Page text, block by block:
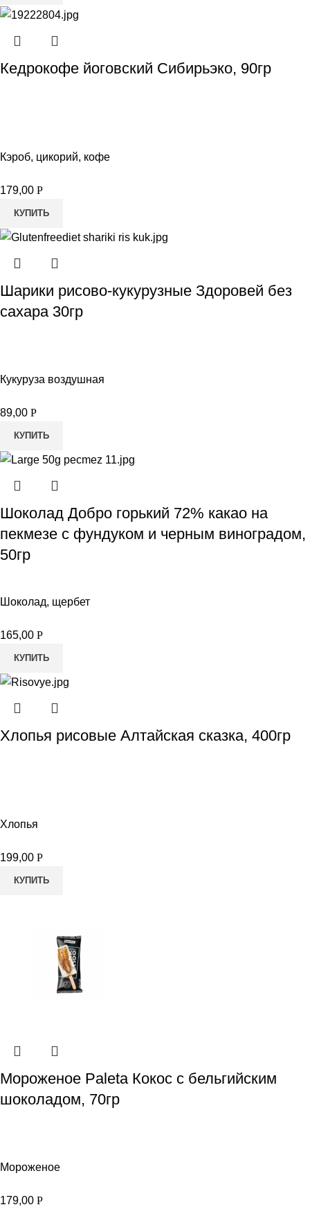
Кедрокофе йоговский Сибирьэко, 90гр
Кэроб, цикорий, кофе
179,00 Р
КУПИТЬ
Шарики рисово-кукурузные Здоровей без
сахара 30гр
Кукуруза воздушная
89,00 Р
КУПИТЬ
Шоколад Добро горький 72% какао на
пекмезе с фундуком и черным виноградом,
50гр
Шоколад, щербет
165,00 Р
КУПИТЬ
Хлопья рисовые Алтайская сказка, 400гр
Хлопья
199,00 Р
КУПИТЬ
Мороженое Paleta Кокос с бельгийским
шоколадом, 70гр
Мороженое
179,00 Р